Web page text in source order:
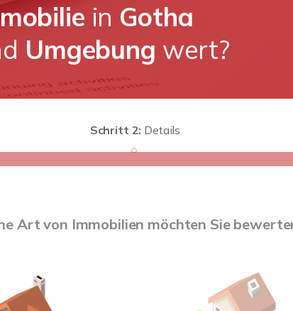
in Gotha
Umgebung wert?
Schritt 2: Details
Art von Immobilien möchten Sie